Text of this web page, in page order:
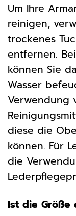
Um Ihre
reinigen,
trockenes
entfernen.
können Sie
Wasser
Verwendung
diese die
können. Für
die
Ist die Größe